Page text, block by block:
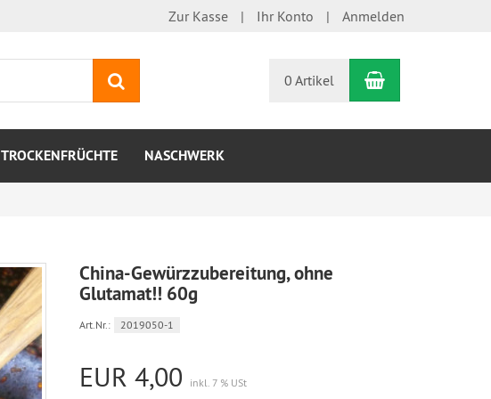
Zur Kasse Ihr Konto Anmelden
0 Artikel Warenkorb
TROCKENFRÜCHTE NASCHWERK
China-Gewürzzubereitung, ohne
Glutamat!! 60g
Art.Nr.: 2019050-1
EUR 4,00 inkl. 7 % USt